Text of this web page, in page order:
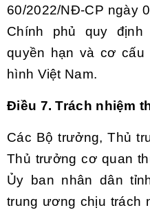
60/2022/NĐ-CP ngày
Chính phủ quy
quyền hạn và cơ
hình Việt Nam.
Điều 7. Trách nhiệm
Các Bộ trưởng, Thủ
Thủ trưởng cơ quan
Ủy ban nhân dân
trung ương chịu trách